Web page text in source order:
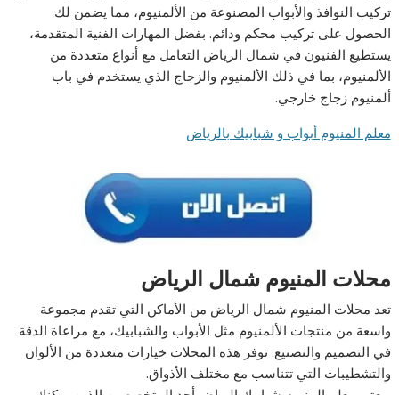
تركيب النوافذ والأبواب المصنوعة من الألمنيوم، مما يضمن لك
الحصول على تركيب محكم ودائم. بفضل المهارات الفنية المتقدمة،
يستطيع الفنيون في شمال الرياض التعامل مع أنواع متعددة من
الألمنيوم، بما في ذلك الألمنيوم والزجاج الذي يستخدم في باب
ألمنيوم زجاج خارجي.
معلم المنيوم أبواب و شبابيك بالرياض
محلات المنيوم شمال الرياض
تعد محلات المنيوم شمال الرياض من الأماكن التي تقدم مجموعة
واسعة من منتجات الألمنيوم مثل الأبواب والشبابيك، مع مراعاة الدقة
في التصميم والتصنيع. توفر هذه المحلات خيارات متعددة من الألوان
والتشطيبات التي تتناسب مع مختلف الأذواق.